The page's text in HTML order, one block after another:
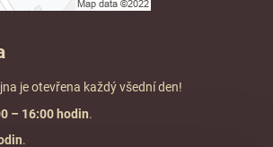
je otevřena každý všední den!
– 16:00 hodin.
.